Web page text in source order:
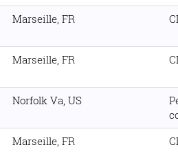
Marseille, FR
Marseille, FR
Norfolk Va, US
Marseille, FR